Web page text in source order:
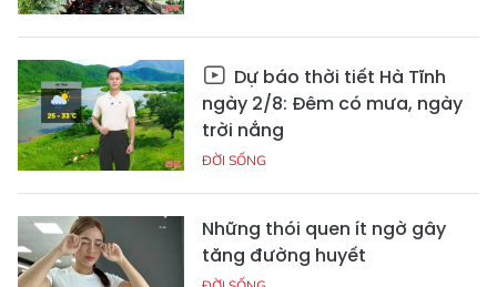
Dự báo thời tiết Hà Tĩnh
ngày 2/8: Đêm có mưa, ngày
trời nắng
ĐỜI SỐNG
Những thói quen ít ngờ gây
tăng đường huyết